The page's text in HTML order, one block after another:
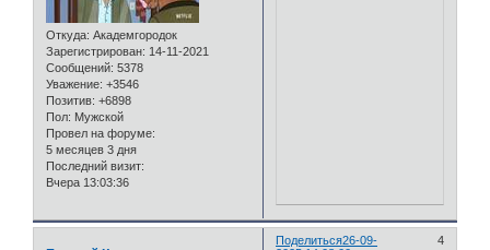
Откуда: Академгородок
Зарегистрирован: 14-11-2021
Сообщений: 5378
Уважение: +3546
Позитив: +6898
Пол: Мужской
Провел на форуме:
5 месяцев 3 дня
Последний визит:
Вчера 13:03:36
Поделиться 4
26-09-